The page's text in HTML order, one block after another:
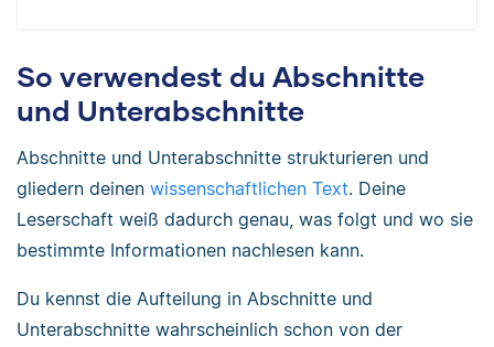
So verwendest du Abschnitte
und Unterabschnitte
Abschnitte und Unterabschnitte strukturieren und
gliedern deinen wissenschaftlichen Text. Deine
Leserschaft weiß dadurch genau, was folgt und wo sie
bestimmte Informationen nachlesen kann.
Du kennst die Aufteilung in Abschnitte und
Unterabschnitte wahrscheinlich schon von der